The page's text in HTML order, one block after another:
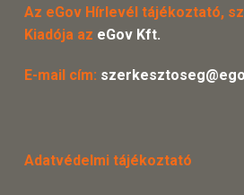
Az eGov Hírlevél tájékoztató,
Kiadója az eGov Kft.
E-mail cím:
Adatvédelmi tájékoztató